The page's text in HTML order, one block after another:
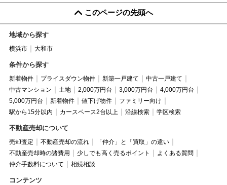
このページの先頭へ
地域から探す
横浜市 大和市
条件から探す
新着物件 プライスダウン物件 新築一戸建て
中古一戸建て
中古マンション
土地 2,000万円台 3,000万円台
4,000万円台
5,000万円台
新着物件 値下げ物件
ファミリー向け
駅から15分以内
カースペース2台以上 沿線検索 学区検索
不動産売却について
売却査定 不動産売却の流れ
「仲介」と「買取」の違い
不動産売却時の諸費用
少しでも高く売るポイント
よくある質問
仲介手数料について
相続相談
コンテンツ